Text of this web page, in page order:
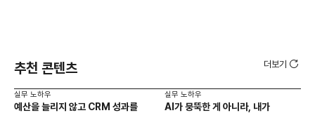
추천 콘텐츠 더보기
실무 노하우
예산을 늘리지 않고 CRM 성과를
실무 노하우
AI가 뭉뚝한 게 아니라, 내가